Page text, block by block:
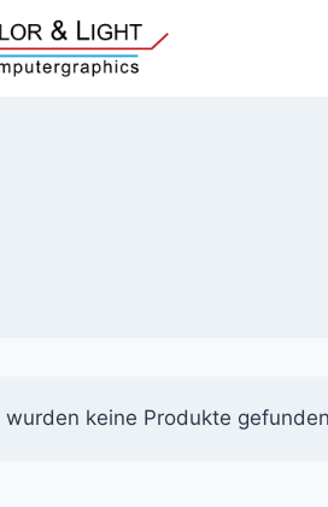
wurden keine Produkte